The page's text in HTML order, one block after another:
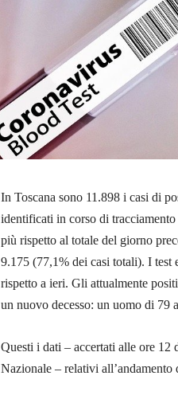
In Toscana sono 11.898 i casi di
identificati in corso di
più rispetto al totale del giorno
9.175 (77,1% dei casi totali). I test
rispetto a ieri. Gli attualmente
un nuovo decesso: un uomo di 79
Questi i dati – accertati alle ore 12
Nazionale – relativi all’andamento